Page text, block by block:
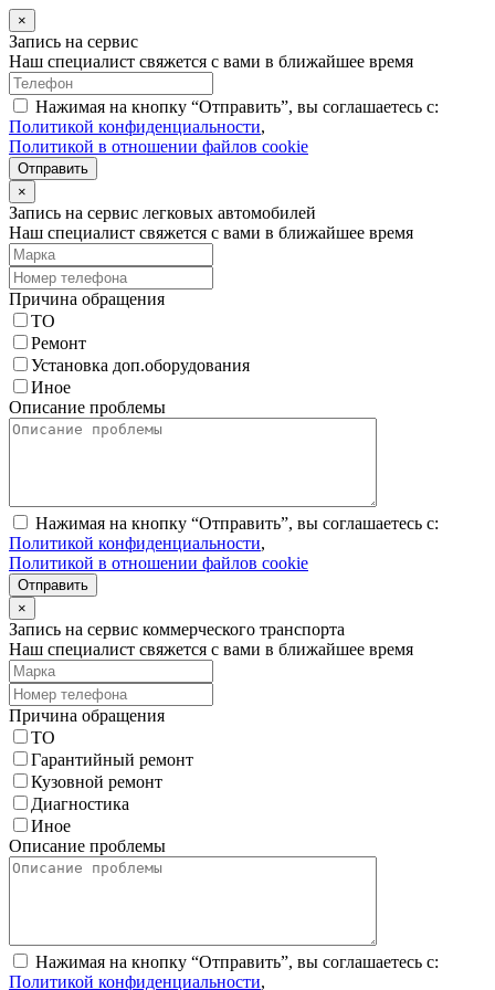
×
Запись на сервис
Наш специалист свяжется с вами в ближайшее время
Нажимая на кнопку “Отправить”, вы соглашаетесь с:
Политикой конфиденциальности,
Политикой в отношении файлов cookie
Отправить
×
Запись на сервис легковых автомобилей
Наш специалист свяжется с вами в ближайшее время
Причина обращения
ТО
Ремонт
Установка доп.оборудования
Иное
Описание проблемы
Нажимая на кнопку “Отправить”, вы соглашаетесь с:
Политикой конфиденциальности,
Политикой в отношении файлов cookie
Отправить
×
Запись на сервис коммерческого транспорта
Наш специалист свяжется с вами в ближайшее время
Причина обращения
ТО
Гарантийный ремонт
Кузовной ремонт
Диагностика
Иное
Описание проблемы
Нажимая на кнопку “Отправить”, вы соглашаетесь с:
Политикой конфиденциальности,